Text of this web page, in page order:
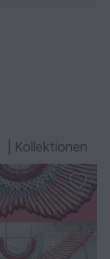
Kollektionen